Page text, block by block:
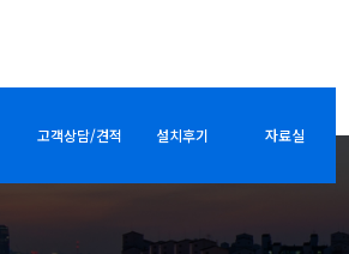
고객상담/견적 설치후기 자료실